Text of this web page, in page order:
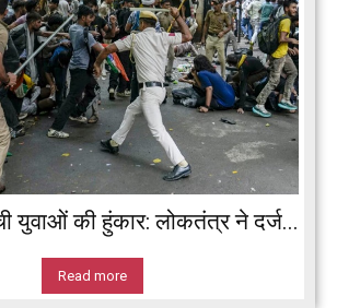
युवाओं की हुंकार: लोकतंत्र ने दर्ज...
Read more